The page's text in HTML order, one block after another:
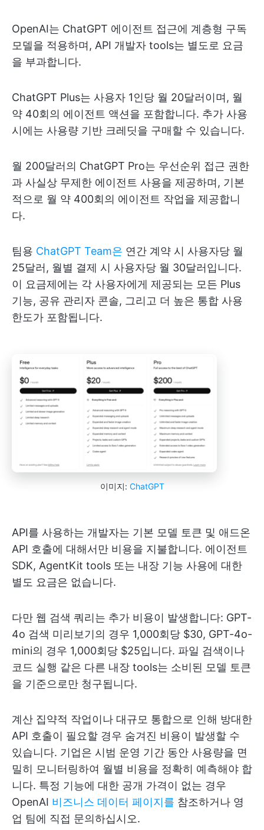
OpenAI는 ChatGPT 에이전트 접근에 계층형 구독
모델을 적용하며, API 개발자 tools는 별도로 요금
을 부과합니다.
ChatGPT Plus는 사용자 1인당 월 20달러이며, 월
약 40회의 에이전트 액션을 포함합니다. 추가 사용
시에는 사용량 기반 크레딧을 구매할 수 있습니다.
월 200달러의 ChatGPT Pro는 우선순위 접근 권한
과 사실상 무제한 에이전트 사용을 제공하며, 기본
적으로 월 약 400회의 에이전트 작업을 제공합니
다.
팀용 ChatGPT Team은 연간 계약 시 사용자당 월
25달러, 월별 결제 시 사용자당 월 30달러입니다.
이 요금제에는 각 사용자에게 제공되는 모든 Plus
기능, 공유 관리자 콘솔, 그리고 더 높은 통합 사용
한도가 포함됩니다.
이미지: ChatGPT
API를 사용하는 개발자는 기본 모델 토큰 및 애드온
API 호출에 대해서만 비용을 지불합니다. 에이전트
SDK, AgentKit tools 또는 내장 기능 사용에 대한
별도 요금은 없습니다.
다만 웹 검색 쿼리는 추가 비용이 발생합니다: GPT-
4o 검색 미리보기의 경우 1,000회당 $30, GPT-4o-
mini의 경우 1,000회당 $25입니다. 파일 검색이나
코드 실행 같은 다른 내장 tools는 소비된 모델 토큰
을 기준으로만 청구됩니다.
계산 집약적 작업이나 대규모 통합으로 인해 방대한
API 호출이 필요할 경우 숨겨진 비용이 발생할 수
있습니다. 기업은 시범 운영 기간 동안 사용량을 면
밀히 모니터링하여 월별 비용을 정확히 예측해야 합
니다. 특정 기능에 대한 공개 가격이 없는 경우
OpenAI 비즈니스 데이터 페이지를 참조하거나 영
업 팀에 직접 문의하십시오.